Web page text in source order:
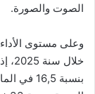
الصوت والصورة.
وعلى مستوى
بنسبة